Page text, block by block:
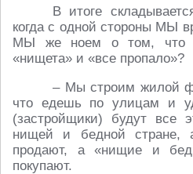
В итоге
когда с одной стороны МЫ
МЫ же ноем о том, что у
«нищета» и «все пропало»?
– Мы строим жилой
что едешь по улицам и
(застройщики) будут все
нищей и бедной стране,
продают, а «нищие и
покупают.